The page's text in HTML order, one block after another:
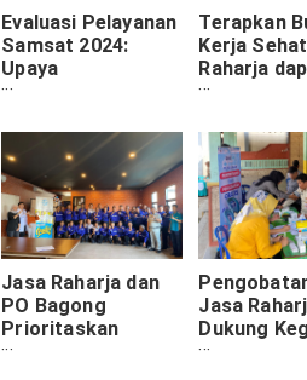
Evaluasi Pelayanan
Samsat 2024:
Upaya
Meningkatkan
Masyarakat
Terapkan
Kerja
Raharja
Sertifikasi
Jasa Raharja dan
PO Bagong
Prioritaskan
Keselamatan
Jasa
Dukung
Samsat di